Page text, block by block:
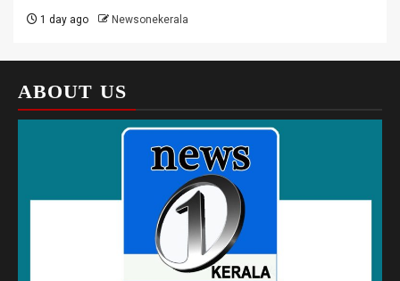
1 day ago Newsonekerala
ABOUT US